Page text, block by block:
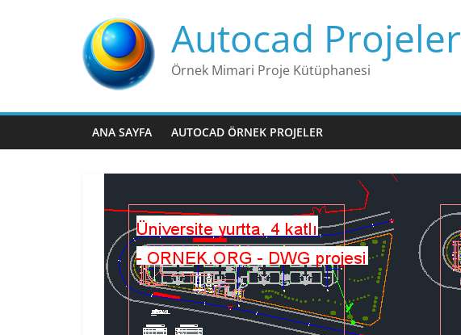
Autocad Projeler
Örnek Mimari Proje Kütüphanesi
ANA SAYFA AUTOCAD ÖRNEK PROJELER